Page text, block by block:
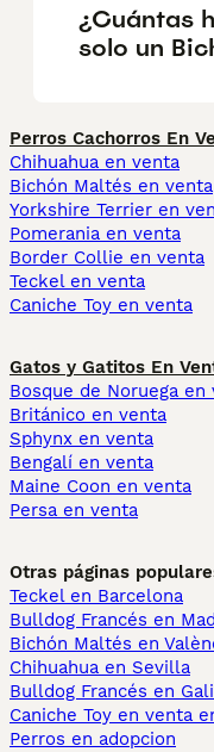
¿Cuántas
solo un
Perros Cachorros En
Chihuahua en venta
Bichón Maltés en venta
Yorkshire Terrier en
Pomerania en venta
Border Collie en venta
Teckel en venta
Caniche Toy en venta
Gatos y Gatitos En
Bosque de Noruega en
Británico en venta
Sphynx en venta
Bengalí en venta
Maine Coon en venta
Persa en venta
Otras páginas
Teckel en Barcelona
Bulldog Francés en
Bichón Maltés en
Chihuahua en Sevilla
Bulldog Francés en
Caniche Toy en venta
Perros en adopcion